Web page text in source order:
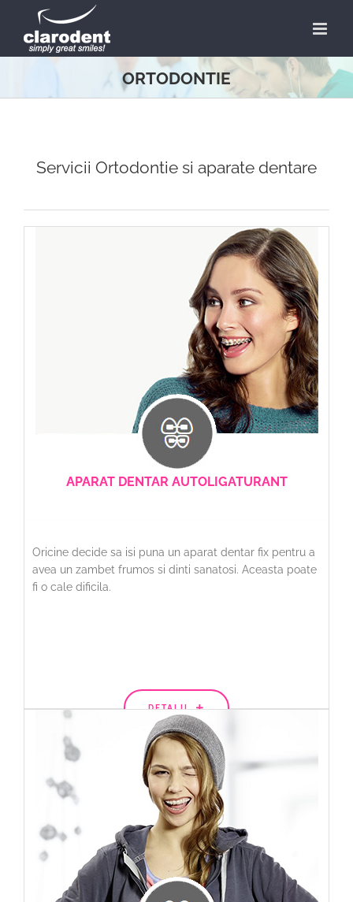
content
ORTODONTIE
Servicii Ortodontie si aparate dentare
APARAT DENTAR AUTOLIGATURANT
Oricine decide sa isi puna un aparat dentar fix pentru a
avea un zambet frumos si dinti sanatosi. Aceasta poate
fi o cale dificila.
DETALII